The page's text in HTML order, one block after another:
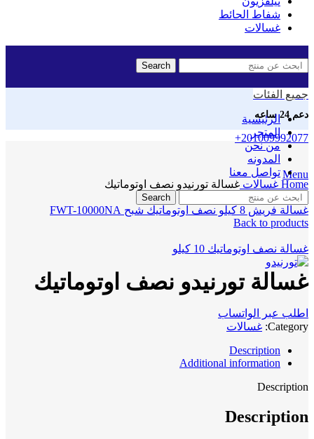
شفاط الحائط
غسالات
Search
دعم 24 ساعه
+201009992077
Menu
جميع الفئات
الرئيسية
المتجر
من نحن
المدونه
تواصل معنا
Search
Click to enlarge
Home غسالات غسالة تورنيدو نصف اوتوماتيك
غسالة فريش 8 كيلو نصف اوتوماتيك شبح FWT-10000NA
Back to products
غسالة نصف اوتوماتيك 10 كيلو
غسالة تورنيدو نصف اوتوماتيك
اطلب عبر الواتساب
Category: غسالات
Description
Additional information
Description
Description